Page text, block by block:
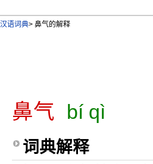
汉语词典> 鼻气的解释
鼻气 bí qì
词典解释